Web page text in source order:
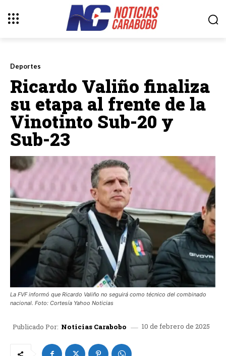
Deportes
Ricardo Valiño finaliza
su etapa al frente de la
Vinotinto Sub-20 y
Sub-23
La FVF informó que Ricardo Valiño no seguirá como técnico del combinado
nacional. Foto: Cortesía Yahoo Noticias
Publicado Por: Noticias Carabobo 10 de febrero de 2025